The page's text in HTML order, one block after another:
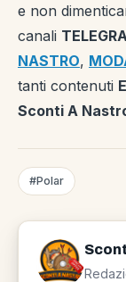
e non
canali
NASTRO,
tanti contenuti
Sconti A
#Polar